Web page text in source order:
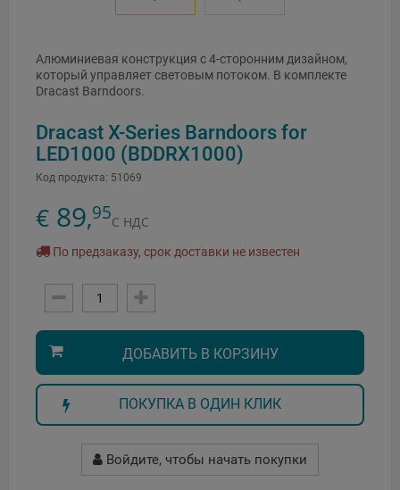
Алюминиевая конструкция с 4-сторонним дизайном,
который управляет световым потоком. В комплекте
Dracast Barndoors.
Dracast X-Series Barndoors for
LED1000 (BDDRX1000)
Код продукта: 51069
€ 89,95С НДС
По предзаказу, срок доставки не известен
ДОБАВИТЬ В КОРЗИНУ
ПОКУПКА В ОДИН КЛИК
Войдите, чтобы начать покупки